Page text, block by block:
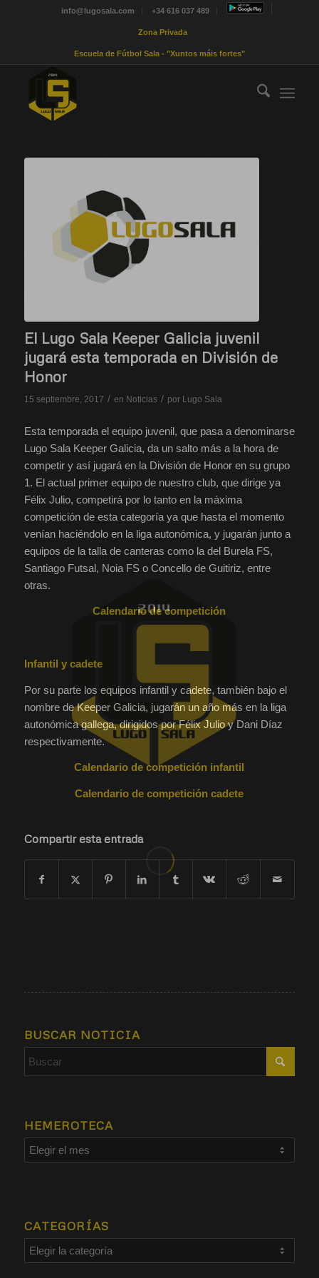
info@lugosala.com +34 616 037 489
Zona Privada
Escuela de Fútbol Sala - "Xuntos máis fortes"
El Lugo Sala Keeper Galicia juvenil
jugará esta temporada en División de
Honor
15 septiembre, 2017 / en Noticias / por Lugo Sala
Esta temporada el equipo juvenil, que pasa a denominarse
Lugo Sala Keeper Galicia, da un salto más a la hora de
competir y así jugará en la División de Honor en su grupo
1. El actual primer equipo de nuestro club, que dirige ya
Félix Julio, competirá por lo tanto en la máxima
competición de esta categoría ya que hasta el momento
venían haciéndolo en la liga autonómica, y jugarán junto a
equipos de la talla de canteras como la del Burela FS,
Santiago Futsal, Noia FS o Concello de Guitiriz, entre
otras.
Calendario de competición
Infantil y cadete
Por su parte los equipos infantil y cadete, también bajo el
nombre de Keeper Galicia, jugarán un año más en la liga
autonómica gallega, dirigidos por Félix Julio y Dani Díaz
respectivamente.
Calendario de competición infantil
Calendario de competición cadete
Compartir esta entrada
BUSCAR NOTICIA
HEMEROTECA
CATEGORÍAS